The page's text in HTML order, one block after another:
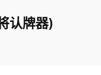
认牌器)